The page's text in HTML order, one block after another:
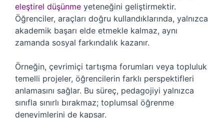
eleştirel düşünme yeteneğini geliştirmektir.
Öğrenciler, araçları doğru kullandıklarında, yalnızca
akademik başarı elde etmekle kalmaz, aynı
zamanda sosyal farkındalık kazanır.
Örneğin, çevrimiçi tartışma forumları veya topluluk
temelli projeler, öğrencilerin farklı perspektifleri
anlamasını sağlar. Bu süreç, pedagojiyi yalnızca
sınıfla sınırlı bırakmaz; toplumsal öğrenme
deneyimlerini de kapsar.